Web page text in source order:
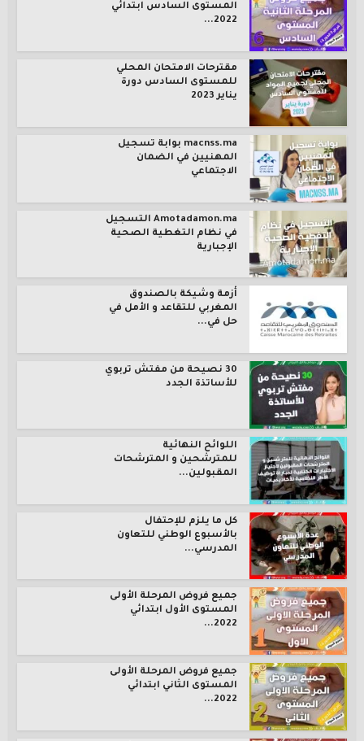
المستوى السادس ابتدائي
2022...
مقترحات الامتحان المحلي
للمستوى السادس دورة
يناير 2023
macnss.ma بوابة تسجيل
المهنيين في الضمان
الاجتماعي
Amotadamon.ma التسجيل
في نظام التغطية الصحية
الإجبارية
أزمة وشيكة بالصندوق
المغربي للتقاعد و الأمل في
حل في...
30 نصيحة من مفتش تربوي
للأساتذة الجدد
اللوائح النهائية
للمترشحين و المترشحات
المقبولين...
كل ما يلزم للإحتفال
بالأسبوع الوطني للتعاون
المدرسي...
جميع فروض المرحلة الأولى
المستوى الأول ابتدائي
2022...
جميع فروض المرحلة الأولى
المستوى الثاني ابتدائي
2022...